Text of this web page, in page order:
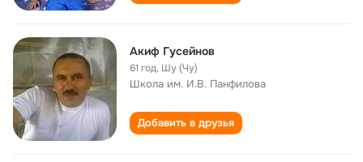
Акиф Гусейнов
61 год, Шу (Чу)
Школа им. И.В. Панфилова
Добавить в друзья